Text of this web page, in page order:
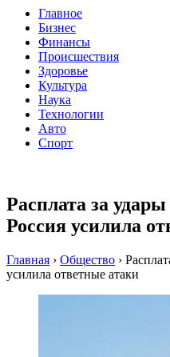
Главное
Бизнес
Финансы
Происшествия
Здоровье
Культура
Наука
Технологии
Авто
Спорт
Расплата за
Россия усилила
Главная › Общество ›
усилила ответные атаки